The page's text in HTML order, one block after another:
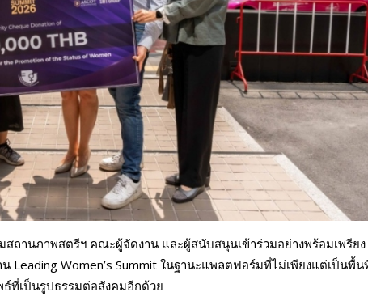
ถานภาพสตรีฯ คณะผู้จัดงาน และผู้สนับสนุนเข้าร่วมอย่างพร้อมเพรียง
Leading Women’s Summit ในฐานะแพลตฟอร์มที่ไม่เพียงแต่เป็นพื้
ที่เป็นรูปธรรมต่อสังคมอีกด้วย